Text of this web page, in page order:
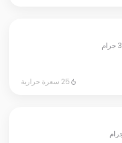
25 سعرة حرارية